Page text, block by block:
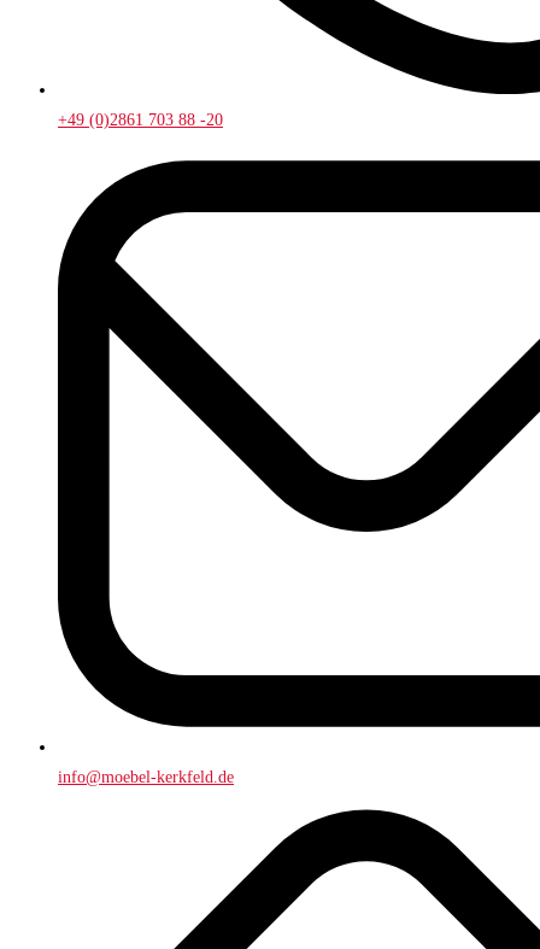
+49 (0)2861 703 88 -20
info@moebel-kerkfeld.de